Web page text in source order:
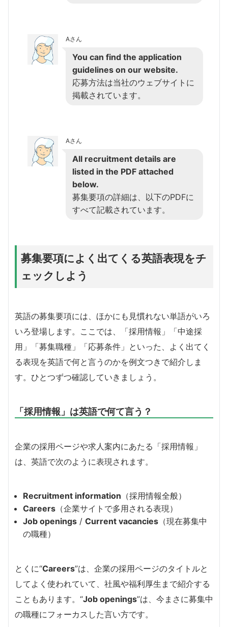
Aさん
You can find the application
guidelines on our website.
応募方法は当社のウェブサイトに
掲載されています。
Aさん
All recruitment details are
listed in the PDF attached
below.
募集要項の詳細は、以下のPDFに
すべて記載されています。
募集要項によく出てくる英語表現をチ
ェックしよう
英語の募集要項には、ほかにも見慣れない単語がいろ
いろ登場します。ここでは、「採用情報」「中途採
用」「募集職種」「応募条件」といった、よく出てく
る表現を英語で何と言うのかを例文つきで紹介しま
す。ひとつずつ確認していきましょう。
「採用情報」は英語で何て言う？
企業の採用ページや求人案内にあたる「採用情報」
は、英語で次のように表現されます。
Recruitment information （採用情報全般）
Careers （企業サイトで多用される表現）
Job openings / Current vacancies （現在募集中
の職種）
とくに“Careers”は、企業の採用ページのタイトルと
してよく使われていて、社風や福利厚生まで紹介する
こともあります。“Job openings”は、今まさに募集中
の職種にフォーカスした言い方です。